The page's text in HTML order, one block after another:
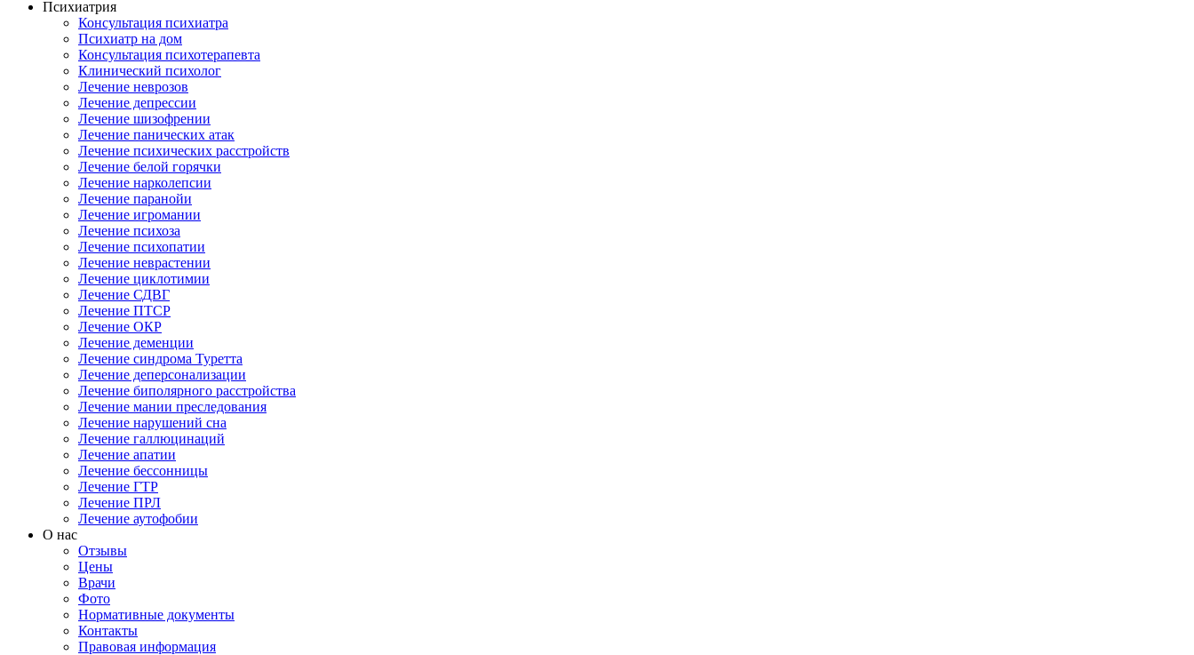
Психиатрия
Консультация психиатра
Психиатр на дом
Консультация психотерапевта
Клинический психолог
Лечение неврозов
Лечение депрессии
Лечение шизофрении
Лечение панических атак
Лечение психических расстройств
Лечение белой горячки
Лечение нарколепсии
Лечение паранойи
Лечение игромании
Лечение психоза
Лечение психопатии
Лечение неврастении
Лечение циклотимии
Лечение СДВГ
Лечение ПТСР
Лечение ОКР
Лечение деменции
Лечение синдрома Туретта
Лечение деперсонализации
Лечение биполярного расстройства
Лечение мании преследования
Лечение нарушений сна
Лечение галлюцинаций
Лечение апатии
Лечение бессонницы
Лечение ГТР
Лечение ПРЛ
Лечение аутофобии
О нас
Отзывы
Цены
Врачи
Фото
Нормативные документы
Контакты
Правовая информация